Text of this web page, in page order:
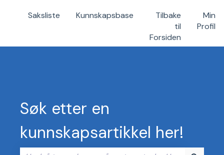
Saksliste Kunnskapsbase
Tilbake
til
Forsiden
Min
Profil
Søk etter en
kunnskapsartikkel her!